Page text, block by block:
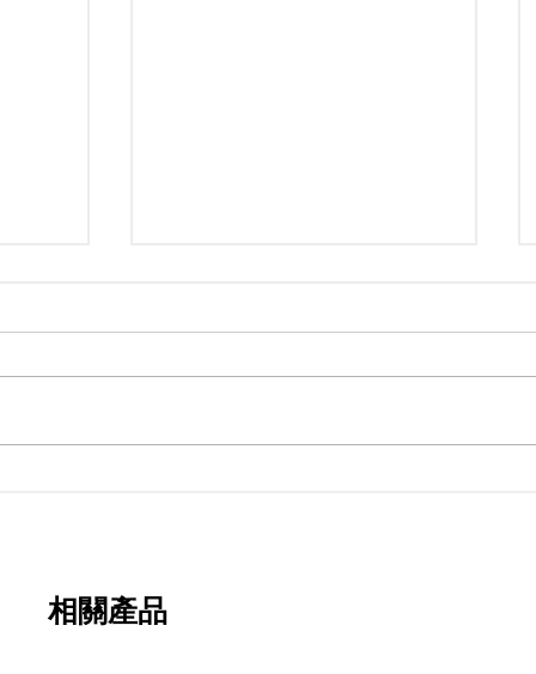
永寬化學電子報-第482期
相關產品